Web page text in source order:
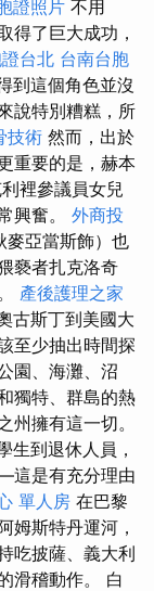
證照片 不用
得了巨大成功，
台北 台南台胞
到這個角色並沒
說特別糟糕，所
技術 然而，出於
重要的是，赫本
裡參議員女兒
興奮。 外商投
麥亞當斯飾）也
褻者扎克洛奇
產後護理之家
古斯丁到美國大
至少抽出時間探
園、海灘、沼
獨特、群島的熱
擁有這一切。
生到退休人員，
這是有充分理由
單人房 在巴黎
姆斯特丹運河，
吃披薩、義大利
滑稽動作。 白